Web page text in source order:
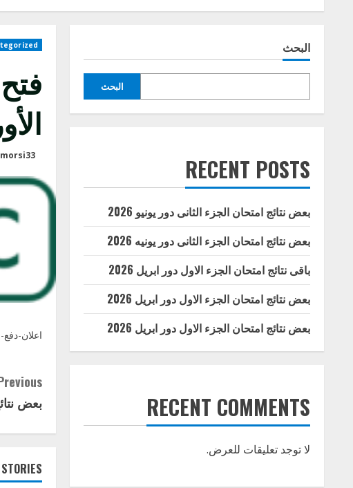
morsi33
اعلان-دفع-
C
o
n
t
بعض
البحث
البحث
RECENT POSTS
بعض نتائج امتحان الجزء الثانى دور يونيو 2026
بعض نتائج امتحان الجزء الثانى دور يونيه 2026
باقى نتائج امتحان الجزء الاول دور ابريل 2026
بعض نتائج امتحان الجزء الاول دور ابريل 2026
بعض نتائج امتحان الجزء الاول دور ابريل 2026
RECENT COMMENTS
لا توجد تعليقات للعرض.